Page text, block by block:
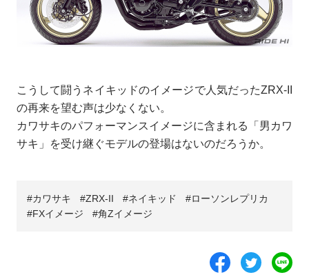
こうして闘うネイキッドのイメージで人気だったZRX-II
の再来を望む声は少なくない。
カワサキのパフォーマンスイメージに含まれる「男カワ
サキ」を受け継ぐモデルの登場はないのだろうか。
カワサキ ZRX-II ネイキッド
ローソンレプリカ
FXイメージ
角Zイメージ